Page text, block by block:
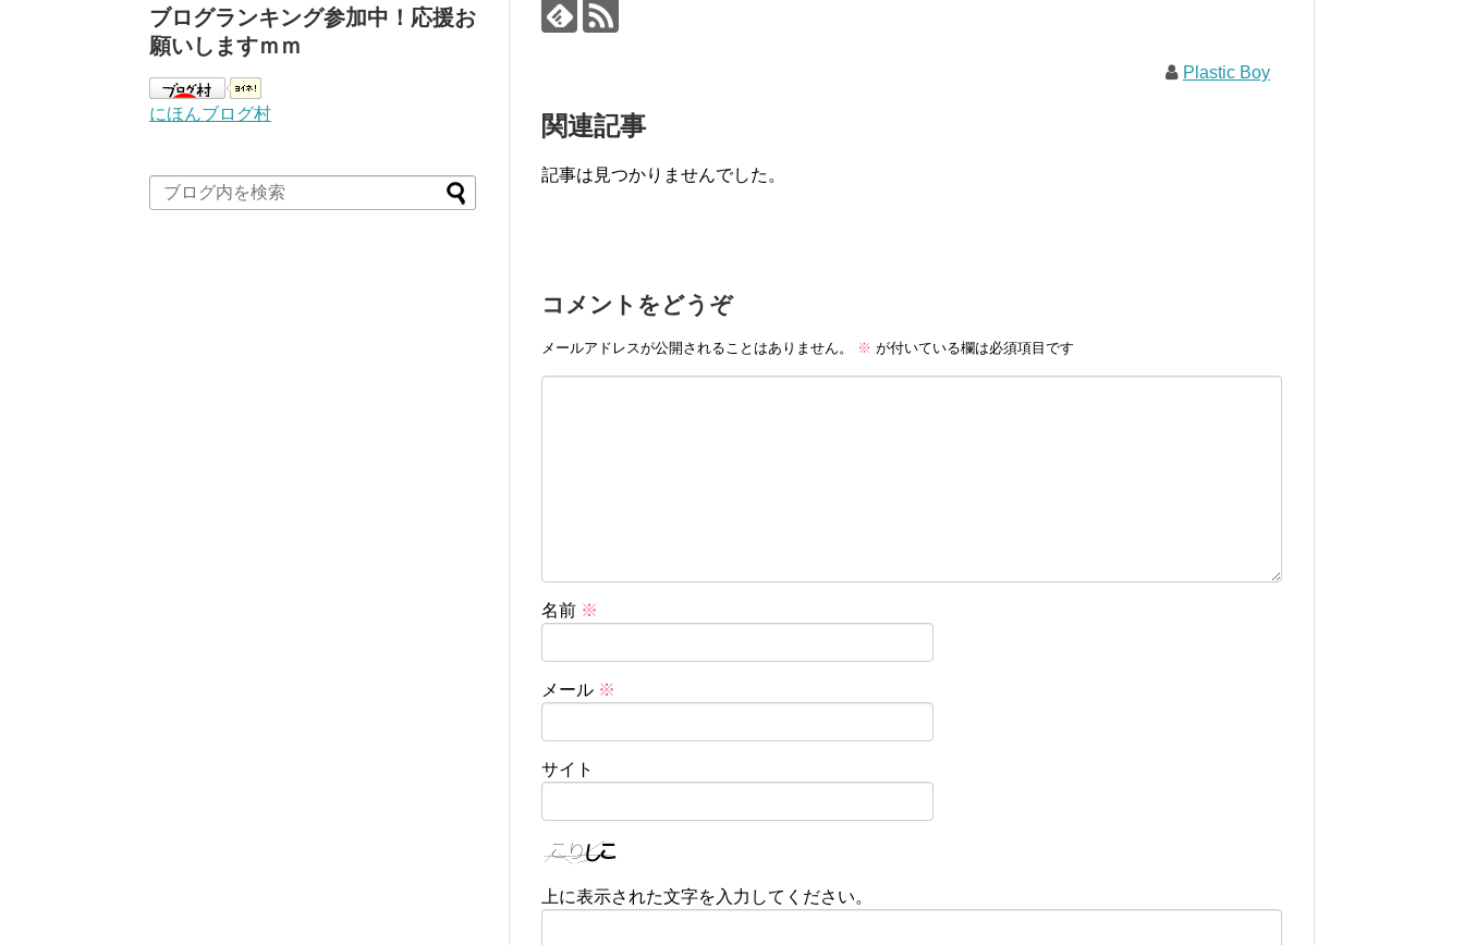
Plastic Boy
関連記事
記事は見つかりませんでした。
コメントをどうぞ
メールアドレスが公開されることはありません。 ※ が付いている欄は必須項目です
名前 ※
メール ※
サイト
上に表示された文字を入力してください。
ブログランキング参加中！応援お
願いしますｍｍ
にほんブログ村